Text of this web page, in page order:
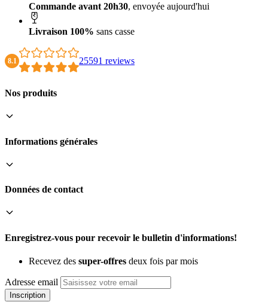
Commande avant 20h30, envoyée aujourd'hui
Livraison 100% sans casse
8.1 25591 reviews
Nos produits
Informations générales
Données de contact
Enregistrez-vous pour recevoir le bulletin d'informations!
Recevez des super-offres deux fois par mois
Adresse email
Inscription